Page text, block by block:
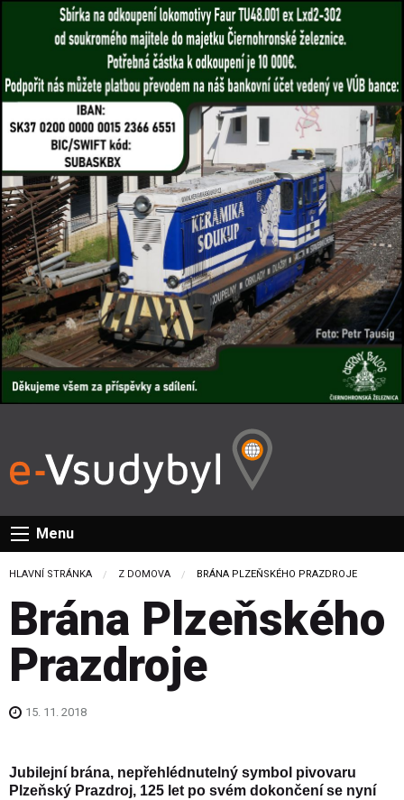
Menu
HLAVNÍ STRÁNKA Z DOMOVA CURRENT:
BRÁNA PLZEŇSKÉHO PRAZDROJE
Brána Plzeňského
Prazdroje
15. 11. 2018
Jubilejní brána, nepřehlédnutelný symbol pivovaru
Plzeňský Prazdroj, 125 let po svém dokončení se nyní